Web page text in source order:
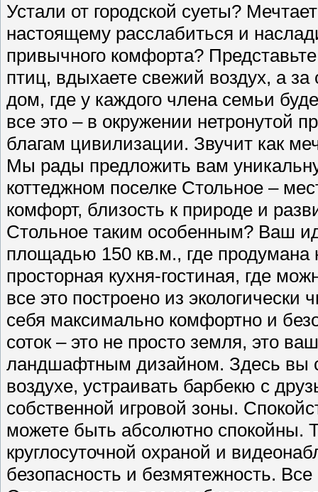
Устали от городской суеты?
настоящему расслабиться и
привычного комфорта?
птиц, вдыхаете свежий воздух, а
дом, где у каждого члена семьи
все это – в окружении нетронутой
благам цивилизации. Звучит как
Мы рады предложить вам
коттеджном поселке Стольное –
комфорт, близость к природе и
Стольное таким особенным? Ваш
площадью 150 кв.м., где
просторная кухня-гостиная, где
все это построено из
себя максимально комфортно и
соток – это не просто земля, это
ландшафтным дизайном. Здесь вы
воздухе, устраивать барбекю с
собственной игровой зоны.
можете быть абсолютно спокойны.
круглосуточной охраной и
безопасность и безмятежность.